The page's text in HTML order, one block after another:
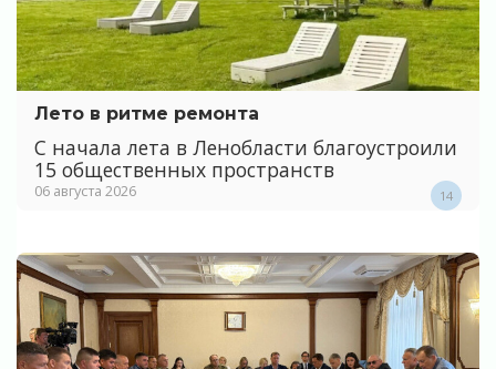
Лето в ритме ремонта
С начала лета в Ленобласти благоустроили
15 общественных пространств
06 августа 2026 14